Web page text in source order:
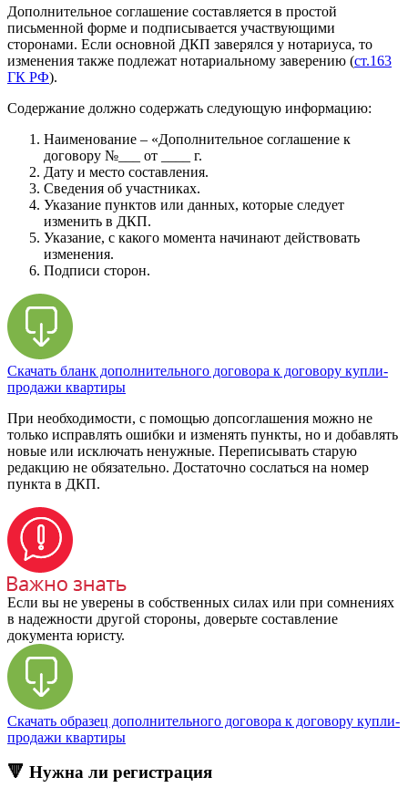
Дополнительное соглашение составляется в простой
письменной форме и подписывается участвующими
сторонами. Если основной ДКП заверялся у нотариуса, то
изменения также подлежат нотариальному заверению (ст.163
ГК РФ).
Содержание должно содержать следующую информацию:
Наименование – «Дополнительное соглашение к
договору №___ от ____ г.
Дату и место составления.
Сведения об участниках.
Указание пунктов или данных, которые следует
изменить в ДКП.
Указание, с какого момента начинают действовать
изменения.
Подписи сторон.
Скачать бланк дополнительного договора к договору купли-
продажи квартиры
При необходимости, с помощью допсоглашения можно не
только исправлять ошибки и изменять пункты, но и добавлять
новые или исключать ненужные. Переписывать старую
редакцию не обязательно. Достаточно сослаться на номер
пункта в ДКП.
Если вы не уверены в собственных силах или при сомнениях
в надежности другой стороны, доверьте составление
документа юристу.
Скачать образец дополнительного договора к договору купли-
продажи квартиры
🔻 Нужна ли регистрация